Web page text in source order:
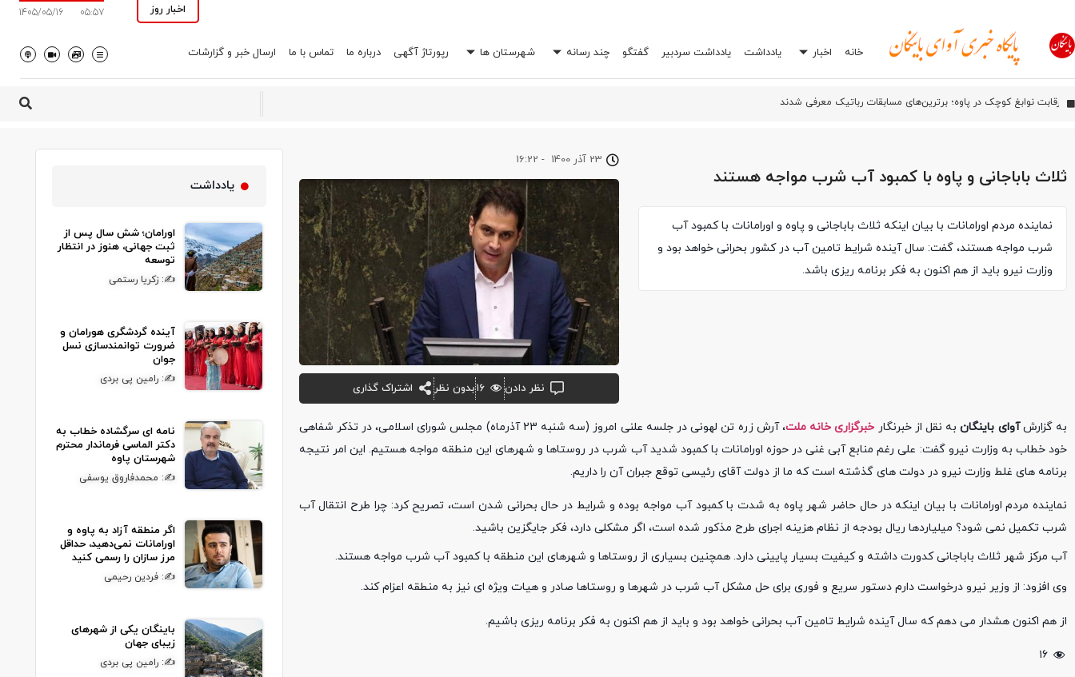
اخبار روز 05:57
1405/05/16
خانه اخبار یادداشت یادداشت سردبیر گفتگو چند رسانه شهرستان ها رپورتاژ آگهی درباره ما تماس با ما ارسال خبر و گزارشات
آیین بهره‌برد
افشاگری درباره یک اشتباه رایج در تعمیرگاه‌ها: چرا انتخاب اشتباه جعبه بکس می‌تواند خرج شما را چند برابر کند؟
اورامان؛ شش سال پس از ثبت جهانی، هنوز در انتظار توسعه
ثلاث باباجانی و پاوه با کمبود آب شرب مواجه هستند
نماینده مردم اورامانات با بیان اینکه ثلاث باباجانی و پاوه و اورامانات با کمبود آب
شرب مواجه هستند، گفت: سال آینده شرایط تامین آب در کشور بحرانی خواهد بود و
وزارت نیرو باید از هم اکنون به فکر برنامه ریزی باشد.
23 آذر 1400 -
16:22
نظر دادن ۱۶بدون نظر اشتراک گذاری
به گزارشآوای باینگانبه نقل از خبرنگار خبرگزاری خانه ملت
، آرش زره تن لهونی در جلسه علنی امروز (سه شنبه 23 آذرماه) مجلس شورای اسلامی، در تذکر شفاهی
خود خطاب به وزارت نیرو گفت: علی رغم منابع آبی غنی در حوزه اورامانات با کمبود شدید آب شرب در روستاها و شهرهای این منطقه مواجه هستیم. این امر نتیجه
برنامه های غلط وزارت نیرو در دولت های گذشته است که ما از دولت آقای رئیسی توقع جبران آن را داریم.
نماینده مردم اورامانات با بیان اینکه در حال حاضر شهر پاوه به شدت با کمبود آب مواجه بوده و شرایط در حال بحرانی شدن است، تصریح کرد: چرا طرح انتقال آب
شرب تکمیل نمی شود؟ میلیاردها ریال بودجه از نظام هزینه اجرای طرح مذکور شده است، اگر مشکلی دارد، فکر جایگزین باشید.
آب مرکز شهر ثلاث باباجانی کدورت داشته و کیفیت بسیار پایینی دارد. همچنین بسیاری از روستاها و شهرهای این منطقه با کمبود آب شرب مواجه هستند.
وی افزود: از وزیر نیرو درخواست دارم دستور سریع و فوری برای حل مشکل آب شرب در شهرها و روستاها صادر و هیات ویژه ای نیز به منطقه اعزام کند.
از هم اکنون هشدار می دهم که سال آینده شرایط تامین آب بحرانی خواهد بود و باید از هم اکنون به فکر برنامه ریزی باشیم.
۱۶
یادداشت
اورامان؛ شش سال پس از
ثبت جهانی، هنوز در انتظار
توسعه
✍: زکریا رستمی
آینده گردشگری هورامان و
ضرورت توانمندسازی نسل
جوان
✍: رامین پی بردی
نامه ای سرگشاده خطاب به
دکتر الماسی فرماندار محترم
شهرستان پاوه
✍: محمدفاروق یوسفی
اگر منطقه آزاد به پاوه و
اورامانات نمی‌دهید، حداقل
مرز سازان را رسمی کنید
✍: فردین رحیمی
باینگان یکی از شهرهای
زیبای جهان
✍: رامین پی بردی